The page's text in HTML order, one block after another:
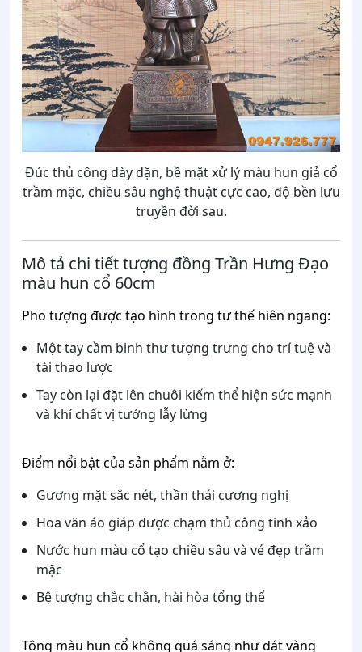
Đúc thủ công dày dặn, bề mặt xử lý màu hun giả cổ
trầm mặc, chiều sâu nghệ thuật cực cao, độ bền lưu
truyền đời sau.
Mô tả chi tiết tượng đồng Trần Hưng Đạo
màu hun cổ 60cm
Pho tượng được tạo hình trong tư thế hiên ngang:
Một tay cầm binh thư tượng trưng cho trí tuệ và
tài thao lược
Tay còn lại đặt lên chuôi kiếm thể hiện sức mạnh
và khí chất vị tướng lẫy lừng
Điểm nổi bật của sản phẩm nằm ở:
Gương mặt sắc nét, thần thái cương nghị
Hoa văn áo giáp được chạm thủ công tinh xảo
Nước hun màu cổ tạo chiều sâu và vẻ đẹp trầm
mặc
Bệ tượng chắc chắn, hài hòa tổng thể
Tông màu hun cổ không quá sáng như dát vàng